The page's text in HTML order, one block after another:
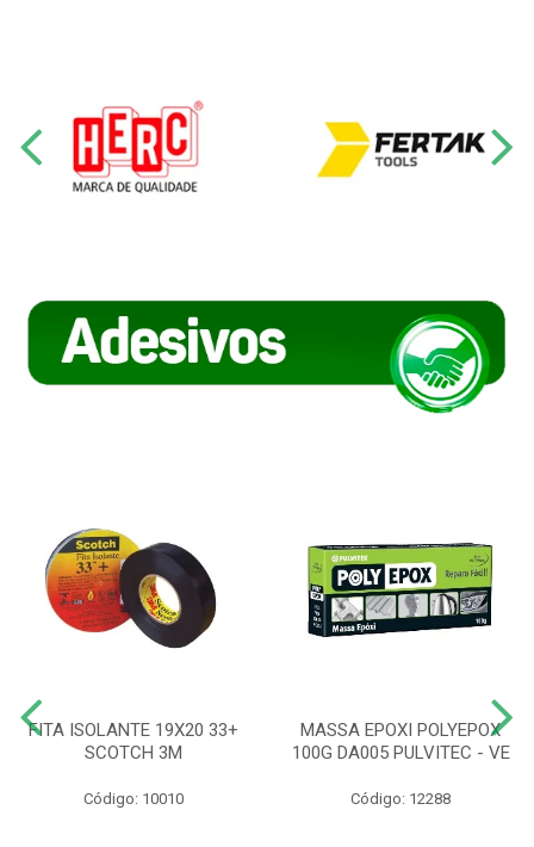
FITA ISOLANTE 19X20 33+
SCOTCH 3M
Código: 10010
MASSA EPOXI POLYEPOX
100G DA005 PULVITEC - VE
Código: 12288